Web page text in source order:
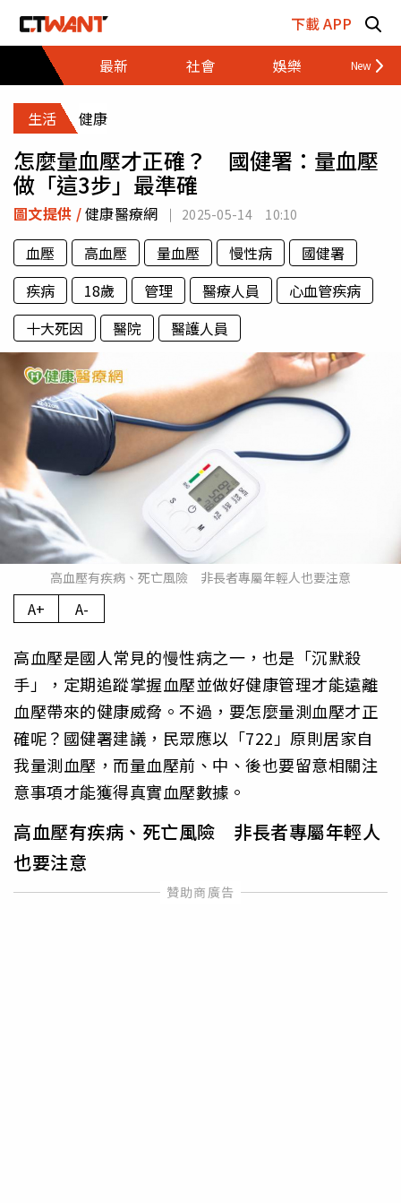
下載 APP
最新
社會 娛樂 財經
生活 健康
怎麼量血壓才正確？ 國健署：量血壓
做「這3步」最準確
圖文提供 /健康醫療網 2025-05-14 10:10
血壓 高血壓 量血壓 慢性病
國健署
疾病
18歲 管理 醫療人員
心血管疾病
十大死因
醫院 醫護人員
高血壓有疾病、死亡風險 非長者專屬年輕人也要注意
A+ A-
高血壓是國人常見的慢性病之一，也是「沉默殺
手」，定期追蹤掌握血壓並做好健康管理才能遠離
血壓帶來的健康威脅。不過，要怎麼量測血壓才正
確呢？國健署建議，民眾應以「722」原則居家自
我量測血壓，而量血壓前、中、後也要留意相關注
意事項才能獲得真實血壓數據。
高血壓有疾病、死亡風險 非長者專屬年輕人
也要注意